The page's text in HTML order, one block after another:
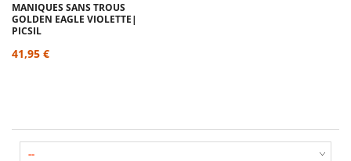
MANIQUES SANS TROUS
GOLDEN EAGLE VIOLETTE|
PICSIL
41,95 €